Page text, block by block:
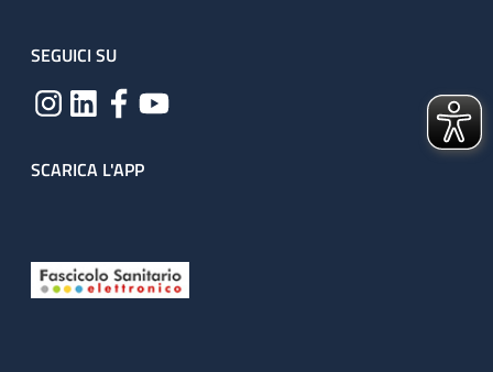
SEGUICI SU
SCARICA L'APP